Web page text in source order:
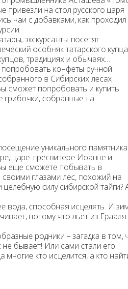
на стол русского царя
чаи с добавками, как проходил
экскурсанты посетят
особняк татарского купца
традициях и обычаях…
конфеты ручной
в Сибирских лесах
сможет попробовать и купить
грибочки, собранные на
уникального памятника
царе-пресвитере Иоанне и
еще сможете побывать в
своими глазами лес, похожий на
целебную силу сибирской тайги?
вода, способная исцелять. И
потому что льет из Грааля.
родники – загадка в том,
бывает! Или сами стали его
кто исцелится, а кто